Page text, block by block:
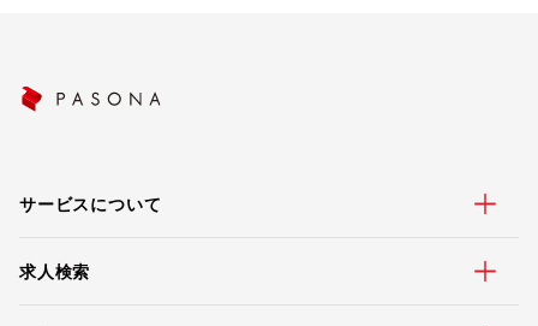
サービスについて
求人検索